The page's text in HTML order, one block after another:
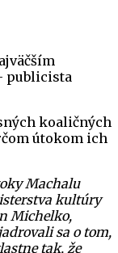
publicista
koaličných
útokom ich
Machalu
kultúry
Michelko,
sa o tom,
tak, že